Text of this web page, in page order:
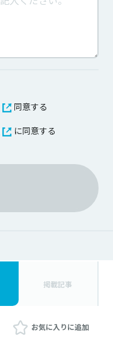
同意する
に同意する
掲載記事
お気に入りに追加